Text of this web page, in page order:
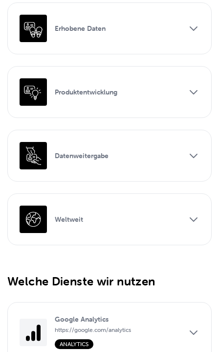
Erhobene Daten
Produktentwicklung
Datenweitergabe
Weltweit
Welche Dienste wir nutzen
Google Analytics
https://google.com/analytics
ANALYTICS